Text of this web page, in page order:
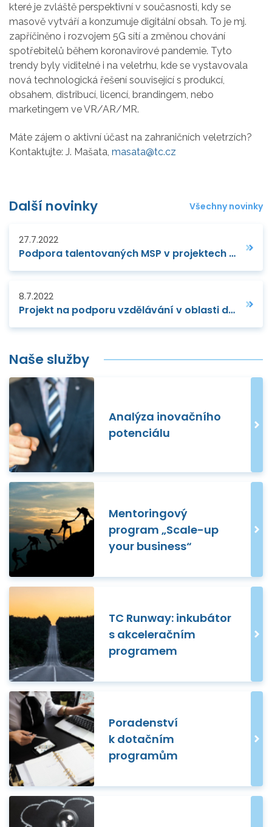
které je zvláště perspektivní v současnosti, kdy se
masově vytváří a konzumuje digitální obsah. To je mj.
zapříčiněno i rozvojem 5G sítí a změnou chování
spotřebitelů během koronavirové pandemie. Tyto
trendy byly viditelné i na veletrhu, kde se vystavovala
nová technologická řešení související s produkcí,
obsahem, distribucí, licencí, brandingem, nebo
marketingem ve VR/AR/MR.
Máte zájem o aktivní účast na zahraničních veletrzích?
Kontaktujte: J. Mašata, masata@tc.cz
Další novinky Všechny novinky
27.7.2022
Podpora talentovaných MSP v projektech Horizon Europe
8.7.2022
Projekt na podporu vzdělávání v oblasti dronů a virtuální reality propojil zahraniční studenty a jejich učitele
Naše služby
Analýza inovačního
potenciálu
Mentoringový
program „Scale-up
your business“
TC Runway: inkubátor
s akceleračním
programem
Poradenství
k dotačním
programům